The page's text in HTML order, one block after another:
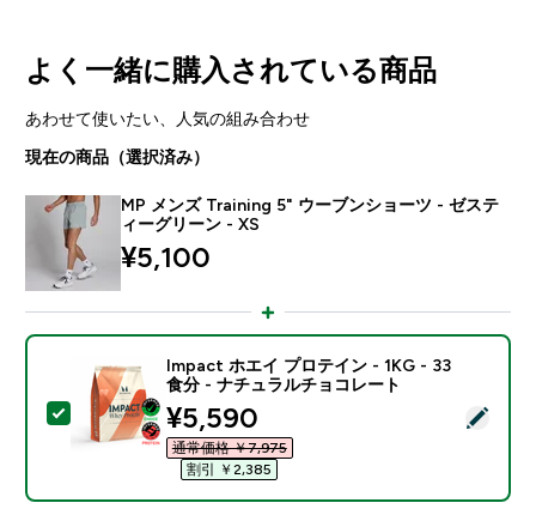
よく一緒に購入されている商品
あわせて使いたい、人気の組み合わせ
現在の商品（選択済み）
MP メンズ Training 5" ウーブンショーツ - ゼステ
ィーグリーン - XS
¥5,100‎
この商品を選択 - Impact ホエイ プロテイン - 1KG -
Impact ホエイ プロテイン - 1KG - 33
食分 - ナチュラルチョコレート
discounted price
¥5,590‎
通常価格 ￥7,975‎
割引 ￥2,385‎